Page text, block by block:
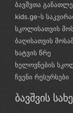
ბავშვთა
kids.ge-ს
სკოლისათვის
ბაღისათვის
ხატვის წრე
ხელოვნების
ჩვენი რესურსები
ბავშვის